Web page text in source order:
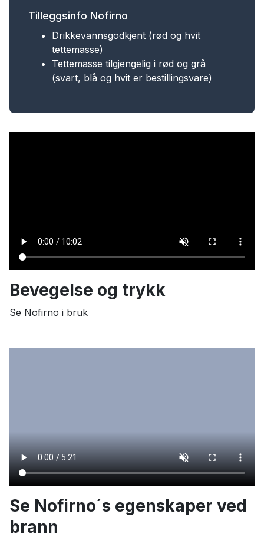
Drikkevannsgodkjent (rød og hvit
tettemasse)
Tettemasse tilgjengelig i rød og grå
Bevegelse og trykk
Se Nofirno´s egenskaper ved